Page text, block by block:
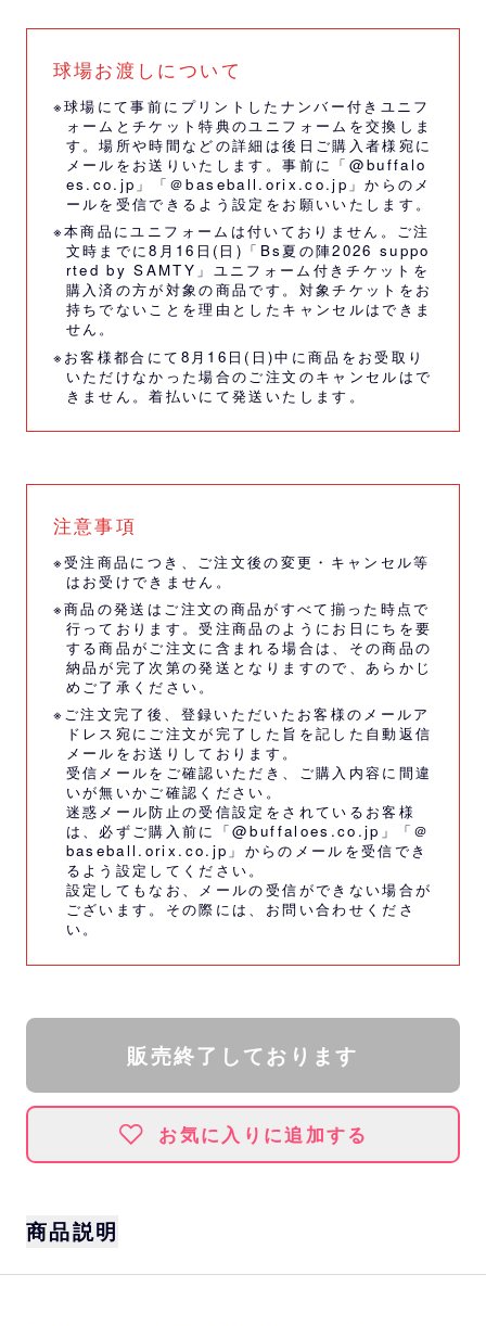
球場お渡しについて
※球場にて事前にプリントしたナンバー付きユニフ
ォームとチケット特典のユニフォームを交換しま
す。場所や時間などの詳細は後日ご購入者様宛に
メールをお送りいたします。事前に「@buffalo
es.co.jp」「＠baseball.orix.co.jp」からのメ
ールを受信できるよう設定をお願いいたします。
※本商品にユニフォームは付いておりません。ご注
文時までに8月16日(日)「Bs夏の陣2026 suppo
rted by SAMTY」ユニフォーム付きチケットを
購入済の方が対象の商品です。対象チケットをお
持ちでないことを理由としたキャンセルはできま
せん。
※お客様都合にて8月16日(日)中に商品をお受取り
いただけなかった場合のご注文のキャンセルはで
きません。着払いにて発送いたします。
注意事項
※受注商品につき、ご注文後の変更・キャンセル等
はお受けできません。
※商品の発送はご注文の商品がすべて揃った時点で
行っております。受注商品のようにお日にちを要
する商品がご注文に含まれる場合は、その商品の
納品が完了次第の発送となりますので、あらかじ
めご了承ください。
※ご注文完了後、登録いただいたお客様のメールア
ドレス宛にご注文が完了した旨を記した自動返信
メールをお送りしております。
受信メールをご確認いただき、ご購入内容に間違
いが無いかご確認ください。
迷惑メール防止の受信設定をされているお客様
は、必ずご購入前に「@buffaloes.co.jp」「＠
baseball.orix.co.jp」からのメールを受信でき
るよう設定してください。
設定してもなお、メールの受信ができない場合が
ございます。その際には、 お問い合わせくださ
い。
販売終了しております
お気に入りに追加する
商品説明